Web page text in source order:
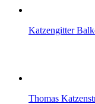
Katzengitter
Thomas